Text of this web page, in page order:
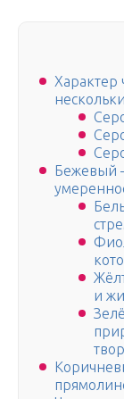
Характер
Бежевый
и